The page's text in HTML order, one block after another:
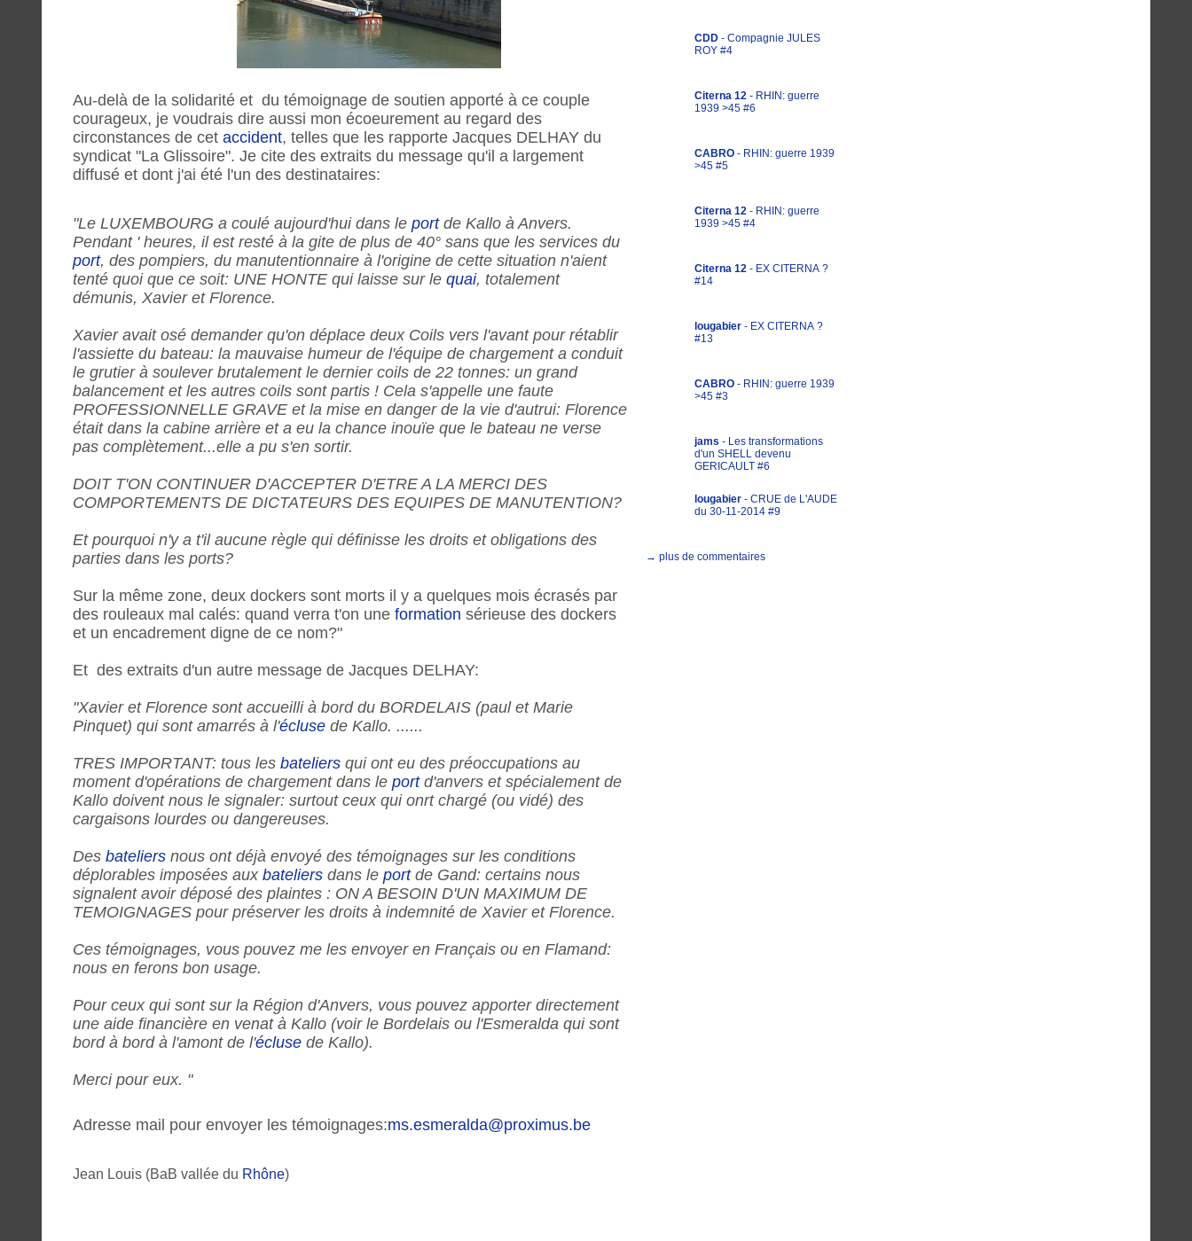
Au-delà de la solidarité et du témoignage de soutien apporté à ce couple
courageux, je voudrais dire aussi mon écoeurement au regard des
circonstances de cet accident, telles que les rapporte Jacques DELHAY du
syndicat "La Glissoire". Je cite des extraits du message qu'il a largement
diffusé et dont j'ai été l'un des destinataires:
"Le LUXEMBOURG a coulé aujourd'hui dans le portde Kallo à Anvers.
Pendant ' heures, il est resté à la gite de plus de 40° sans que les services du
port, des pompiers, du manutentionnaire à l'origine de cette situation n'aient
tenté quoi que ce soit: UNE HONTE qui laisse sur le quai, totalement
démunis, Xavier et Florence.
Xavier avait osé demander qu'on déplace deux Coils vers l'avant pour rétablir
l'assiette du bateau: la mauvaise humeur de l'équipe de chargement a conduit
le grutier à soulever brutalement le dernier coils de 22 tonnes: un grand
balancement et les autres coils sont partis ! Cela s'appelle une faute
PROFESSIONNELLE GRAVE et la mise en danger de la vie d'autrui: Florence
était dans la cabine arrière et a eu la chance inouïe que le bateau ne verse
pas complètement...elle a pu s'en sortir.
DOIT T'ON CONTINUER D'ACCEPTER D'ETRE A LA MERCI DES
COMPORTEMENTS DE DICTATEURS DES EQUIPES DE MANUTENTION?
Et pourquoi n'y a t'il aucune règle qui définisse les droits et obligations des
parties dans les ports?
Sur la même zone, deux dockers sont morts il y a quelques mois écrasés par
des rouleaux mal calés: quand verra t'on une formation sérieuse des dockers
et un encadrement digne de ce nom?"
Et des extraits d'un autre message de Jacques DELHAY:
"Xavier et Florence sont accueilli à bord du BORDELAIS (paul et Marie
Pinquet) qui sont amarrés à l'écluse de Kallo. ......
TRES IMPORTANT: tous les bateliers qui ont eu des préoccupations au
moment d'opérations de chargement dans le portd'anvers et spécialement de
Kallo doivent nous le signaler: surtout ceux qui onrt chargé (ou vidé) des
cargaisons lourdes ou dangereuses.
Des bateliers nous ont déjà envoyé des témoignages sur les conditions
déplorables imposées aux bateliers dans le portde Gand: certains nous
signalent avoir déposé des plaintes : ON A BESOIN D'UN MAXIMUM DE
TEMOIGNAGES pour préserver les droits à indemnité de Xavier et Florence.
Ces témoignages, vous pouvez me les envoyer en Français ou en Flamand:
nous en ferons bon usage.
Pour ceux qui sont sur la Région d'Anvers, vous pouvez apporter directement
une aide financière en venat à Kallo (voir le Bordelais ou l'Esmeralda qui sont
bord à bord à l'amont de l'écluse de Kallo).
Merci pour eux. "
Adresse mail pour envoyer les témoignages:ms.esmeralda@proximus.be
Jean Louis (BaB vallée du Rhône)
CDD - Compagnie JULES
ROY #4
Citerna 12 - RHIN: guerre
1939 >45 #6
CABRO - RHIN: guerre 1939
>45 #5
Citerna 12 - RHIN: guerre
1939 >45 #4
Citerna 12 - EX CITERNA ?
#14
lougabier - EX CITERNA ?
#13
CABRO - RHIN: guerre 1939
>45 #3
jams - Les transformations
d'un SHELL devenu
GERICAULT #6
lougabier - CRUE de L'AUDE
du 30-11-2014 #9
→ plus de commentaires